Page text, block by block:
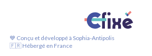
💙 Conçu et développé à Sophia-Antipolis
🇫🇷 Hébergé en France